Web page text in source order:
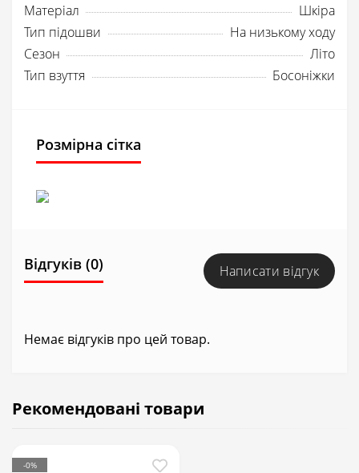
Матеріал
Шкіра
Тип підошви
На низькому ходу
Сезон
Літо
Тип взуття
Босоніжки
Розмірна сітка
Відгуків (0) Написати відгук
Немає відгуків про цей товар.
Рекомендовані товари
-0%